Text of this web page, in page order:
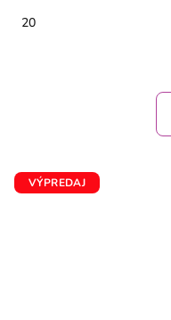
20
VÝPREDAJ